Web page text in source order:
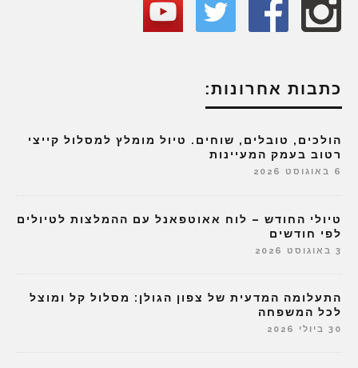
כתבות אחרונות:
הולכים, טובלים, שוחים. טיול מומלץ למסלול קייצי
רטוב בעמק המעיינות
6 באוגוסט 2026
טיולי החודש – לוח אאוטפאנל עם ההמלצות לטיולים
לפי חודשים
3 באוגוסט 2026
התעלומה המדעית של צפון הגולן: מסלול קל ומוצל
לכל המשפחה
30 ביולי 2026